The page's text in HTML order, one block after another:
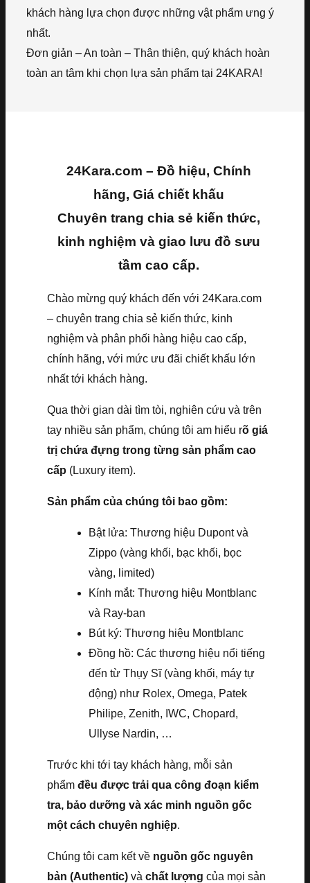
khách hàng lựa chọn được những vật phẩm ưng ý
nhất.
Đơn giản – An toàn – Thân thiện, quý khách hoàn
toàn an tâm khi chọn lựa sản phẩm tại 24KARA!
24Kara.com – Đồ hiệu, Chính
hãng, Giá chiết khấu
Chuyên trang chia sẻ kiến thức,
kinh nghiệm và giao lưu đồ sưu
tầm cao cấp.
Chào mừng quý khách đến với 24Kara.com
– chuyên trang chia sẻ kiến thức, kinh
nghiệm và phân phối hàng hiệu cao cấp,
chính hãng, với mức ưu đãi chiết khấu lớn
nhất tới khách hàng.
Qua thời gian dài tìm tòi, nghiên cứu và trên
tay nhiều sản phẩm, chúng tôi am hiểu rõ giá
trị chứa đựng trong từng sản phẩm cao
cấp (Luxury item).
Sản phẩm của chúng tôi bao gồm:
Bật lửa: Thương hiệu Dupont và
Zippo (vàng khối, bạc khối, bọc
vàng, limited)
Kính mắt: Thương hiệu Montblanc
và Ray-ban
Bút ký: Thương hiệu Montblanc
Đồng hồ: Các thương hiệu nổi tiếng
đến từ Thụy Sĩ (vàng khối, máy tự
động) như Rolex, Omega, Patek
Philipe, Zenith, IWC, Chopard,
Ullyse Nardin, …
Trước khi tới tay khách hàng, mỗi sản
phẩm đều được trải qua công đoạn kiểm
tra, bảo dưỡng và xác minh nguồn gốc
một cách chuyên nghiệp.
Chúng tôi cam kết về nguồn gốc nguyên
bản (Authentic) và chất lượng của mọi sản